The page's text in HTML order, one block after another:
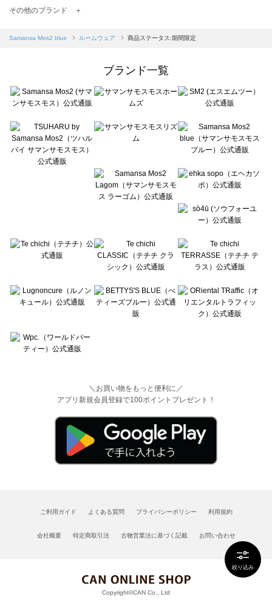
絞り込み
TSUHARU by Samansa Mos2（ツハルバイサマンサモスモス）のルームウェア一覧
Samansa Mos2 blue（サマンサモスモス ブルー）のルームウェア一覧
sō4ū（ソウフォーユー）のルームウェア一覧
Te chichi（テチチ）のルームウェア一覧
Te chichi CLASSIC（テチチ クラシック）のルームウェア一覧
Lugnoncure（ルノンキュール）のルームウェア一覧
BETTY'S BLUE（べティーズブルー）のルームウェア一覧
Wpc.（ワールドパーティー）のルームウェア一覧
その他のブランド ＋
Samansa Mos2 blue ルームウェア 商品ステータス:期間限定
ブランド一覧
＼お買い物をもっと便利に／
アプリ新規会員登録で100ポイントプレゼント！
ご利用ガイド よくある質問 プライバシーポリシー 利用規約
会社概要 特定商取引法 古物営業法に基づく記載 お問い合わせ
Copyright©CAN Co., Ltd